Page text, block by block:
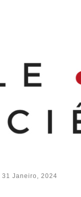
31 Janeiro, 2024